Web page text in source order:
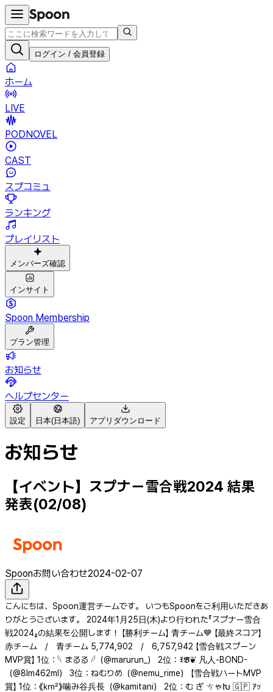
ログイン / 会員登録
ホーム
LIVE
PODNOVEL
CAST
スプコミュ
ランキング
プレイリスト
メンバーズ確認
インサイト
Spoon Membership
プラン管理
お知らせ
ヘルプセンター
設定 日本(日本語) アプリダウンロード
お知らせ
【イベント】スプナー雪合戦2024 結果
発表(02/08)
Spoonお問い合わせ2024-02-07
こんにちは、Spoon運営チームです。 いつもSpoonをご利用いただきあ
りがとうございます。 2024年1月25日(木)より行われた『スプナー雪合
戦2024』の結果を公開します！ 【勝利チーム】 青チーム💙 【最終スコア】
赤チーム / 青チーム 5,774,902 / 6,757,942 【雪合戦スプーン
MVP賞】 1位：𓆩 まるる 𓆪（@marurun_） 2位：ꉂ𝕭̆̈❦ 凡人-BOND-
（@8lm462ml） 3位：ねむりめ（@nemu_rime） 【雪合戦ハートMVP
賞】 1位：《㎞²》噛み谷兵長（@kamitani） 2位：む ぎ ㄘゃԽ 🇬🇵 ｱｯ